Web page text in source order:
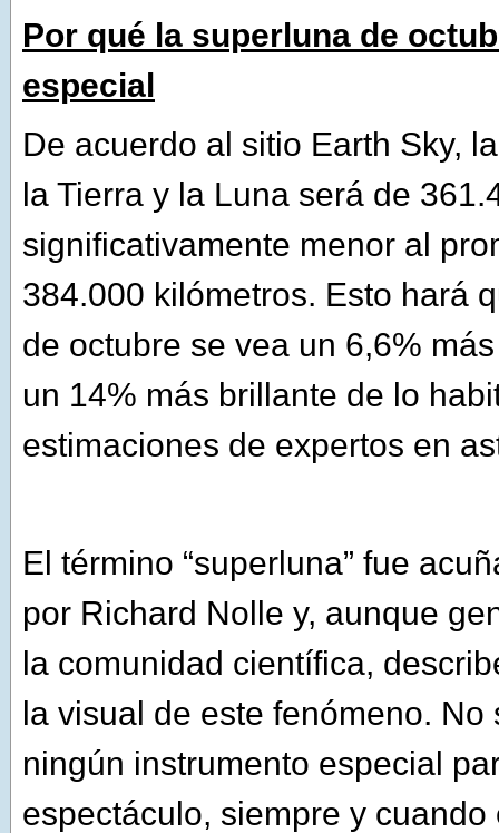
Por qué la superluna de
especial
De acuerdo al sitio Earth Sky,
la Tierra y la Luna será de
significativamente menor al
384.000 kilómetros. Esto hará
de octubre se vea un 6,6%
un 14% más brillante de lo
estimaciones de expertos en
El término “superluna” fue
por Richard Nolle y, aunque
la comunidad científica,
la visual de este fenómeno. No
ningún instrumento especial
espectáculo, siempre y cuando